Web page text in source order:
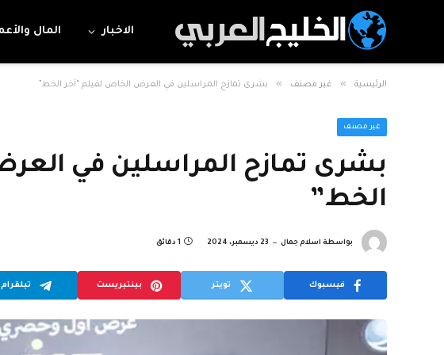
الاخبار المال
الرئيسية » غير مصنف » بشرى تمازح المراسلين في العرض الخاص لفيلم “آخر الخط”
غير مصنف
بشرى تمازح المراسلين في
الخط”
بواسطة اسلام جمال 23 ديسمبر، 2024 1 دقائق
فيسبوك تويتر بينتيريست تيلقرام